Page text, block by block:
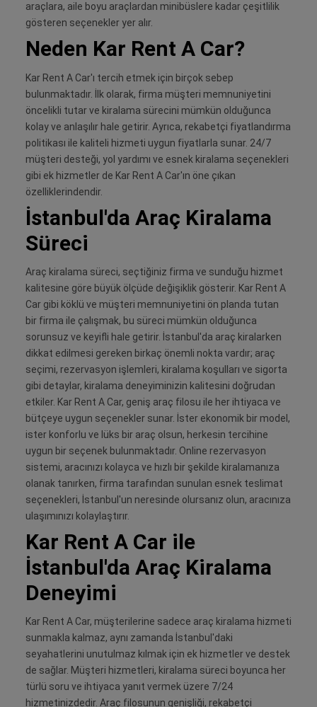
araçlara, aile boyu araçlardan minibüslere kadar çeşitlilik
gösteren seçenekler yer alır.
Neden Kar Rent A Car?
Kar Rent A Car'ı tercih etmek için birçok sebep
bulunmaktadır. İlk olarak, firma müşteri memnuniyetini
öncelikli tutar ve kiralama sürecini mümkün olduğunca
kolay ve anlaşılır hale getirir. Ayrıca, rekabetçi fiyatlandırma
politikası ile kaliteli hizmeti uygun fiyatlarla sunar. 24/7
müşteri desteği, yol yardımı ve esnek kiralama seçenekleri
gibi ek hizmetler de Kar Rent A Car'ın öne çıkan
özelliklerindendir.
İstanbul'da Araç Kiralama
Süreci
Araç kiralama süreci, seçtiğiniz firma ve sunduğu hizmet
kalitesine göre büyük ölçüde değişiklik gösterir. Kar Rent A
Car gibi köklü ve müşteri memnuniyetini ön planda tutan
bir firma ile çalışmak, bu süreci mümkün olduğunca
sorunsuz ve keyifli hale getirir. İstanbul'da araç kiralarken
dikkat edilmesi gereken birkaç önemli nokta vardır; araç
seçimi, rezervasyon işlemleri, kiralama koşulları ve sigorta
gibi detaylar, kiralama deneyiminizin kalitesini doğrudan
etkiler. Kar Rent A Car, geniş araç filosu ile her ihtiyaca ve
bütçeye uygun seçenekler sunar. İster ekonomik bir model,
ister konforlu ve lüks bir araç olsun, herkesin tercihine
uygun bir seçenek bulunmaktadır. Online rezervasyon
sistemi, aracınızı kolayca ve hızlı bir şekilde kiralamanıza
olanak tanırken, firma tarafından sunulan esnek teslimat
seçenekleri, İstanbul'un neresinde olursanız olun, aracınıza
ulaşımınızı kolaylaştırır.
Kar Rent A Car ile
İstanbul'da Araç Kiralama
Deneyimi
Kar Rent A Car, müşterilerine sadece araç kiralama hizmeti
sunmakla kalmaz, aynı zamanda İstanbul'daki
seyahatlerini unutulmaz kılmak için ek hizmetler ve destek
de sağlar. Müşteri hizmetleri, kiralama süreci boyunca her
türlü soru ve ihtiyaca yanıt vermek üzere 7/24
hizmetinizdedir. Araç filosunun genişliği, rekabetçi